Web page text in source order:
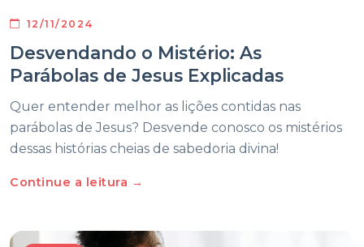
12/11/2024
Desvendando o Mistério: As
Parábolas de Jesus Explicadas
Quer entender melhor as lições contidas nas
parábolas de Jesus? Desvende conosco os mistérios
dessas histórias cheias de sabedoria divina!
Continue a leitura →